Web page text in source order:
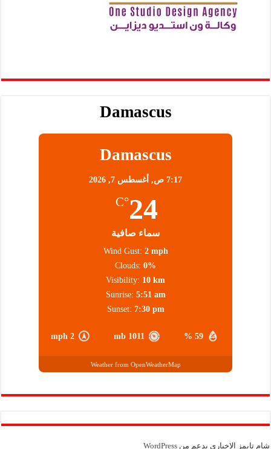
Damascus
Damascus
7:17 ص, أغسطس 7, 2026
24
°C
سماء صافية
59 %
1011 mb
2 mph
Wind Gust: 2 mph
Clouds: 0%
Visibility: 10 km
Sunrise: 5:51 am
Sunset: 7:30 pm
Weather from OpenWeatherMap
شام تايمز الإخباري بدعم منWordPress